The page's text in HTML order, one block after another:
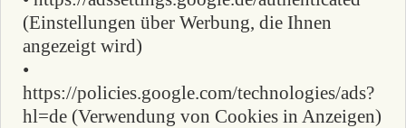
(Einstellungen über Werbung, die Ihnen
angezeigt wird)
•
https://policies.google.com/technologies/ads?
hl=de (Verwendung von Cookies in Anzeigen)